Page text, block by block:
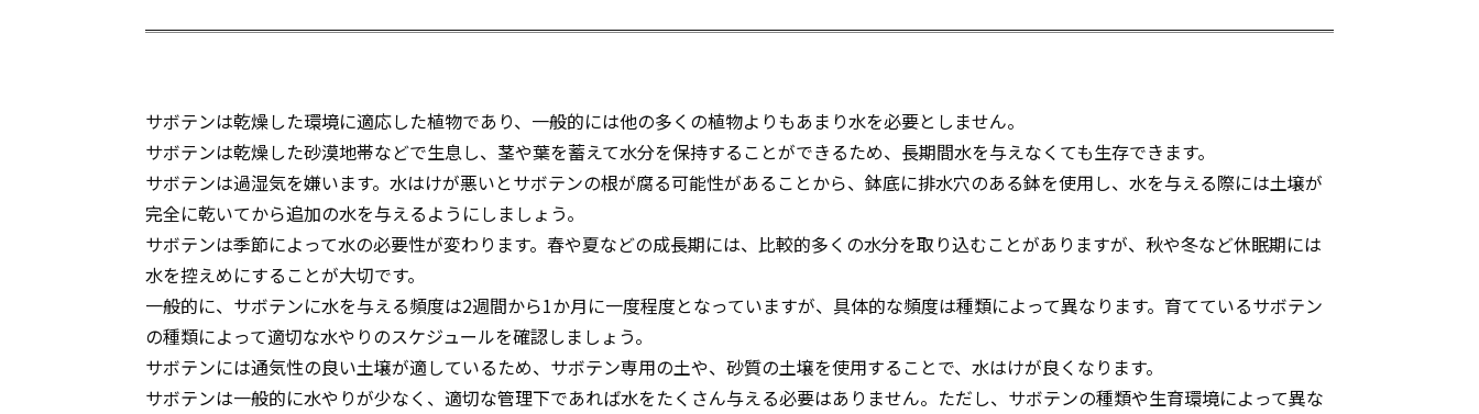
サボテンは乾燥した環境に適応した植物であり、一般的には他の多くの植物よりもあまり水を必要としません。
サボテンは乾燥した砂漠地帯などで生息し、茎や葉を蓄えて水分を保持することができるため、長期間水を与えなくても生存できます。
サボテンは過湿気を嫌います。水はけが悪いとサボテンの根が腐る可能性があることから、鉢底に排水穴のある鉢を使用し、水を与える際には土壌が
完全に乾いてから追加の水を与えるようにしましょう。
サボテンは季節によって水の必要性が変わります。春や夏などの成長期には、比較的多くの水分を取り込むことがありますが、秋や冬など休眠期には
水を控えめにすることが大切です。
一般的に、サボテンに水を与える頻度は2週間から1か月に一度程度となっていますが、具体的な頻度は種類によって異なります。育てているサボテン
の種類によって適切な水やりのスケジュールを確認しましょう。
サボテンには通気性の良い土壌が適しているため、サボテン専用の土や、砂質の土壌を使用することで、水はけが良くなります。
サボテンは一般的に水やりが少なく、適切な管理下であれば水をたくさん与える必要はありません。ただし、サボテンの種類や生育環境によって異な